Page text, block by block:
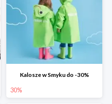
Kalosze w Smyku do -30%
30%